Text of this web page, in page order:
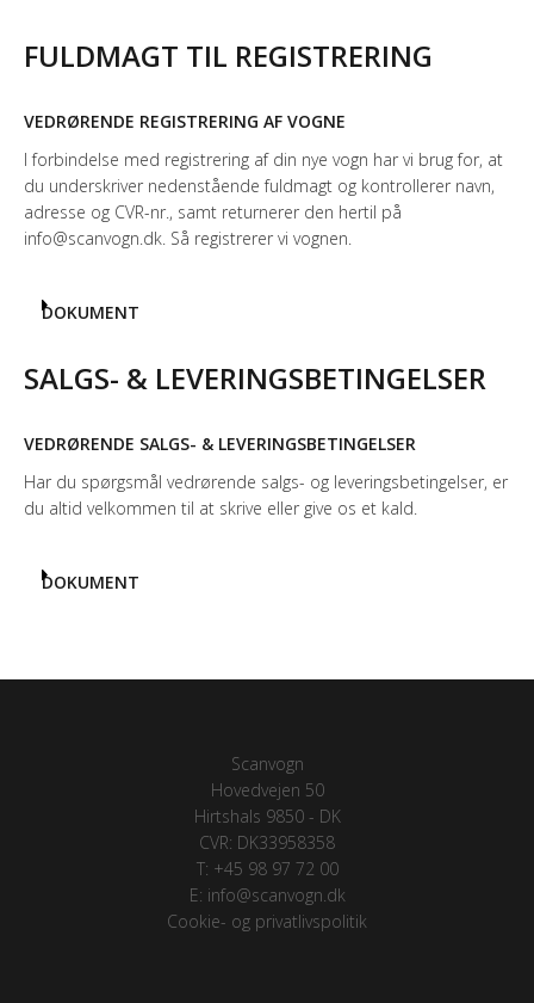
FULDMAGT TIL REGISTRERING
VEDRØRENDE REGISTRERING AF VOGNE
I forbindelse med registrering af din nye vogn har vi brug for, at
du underskriver nedenstående fuldmagt og kontrollerer navn,
adresse og CVR-nr., samt returnerer den hertil på
info@scanvogn.dk. Så registrerer vi vognen.
DOKUMENT
SALGS- & LEVERINGSBETINGELSER
VEDRØRENDE SALGS- & LEVERINGSBETINGELSER
Har du spørgsmål vedrørende salgs- og leveringsbetingelser, er
du altid velkommen til at skrive eller give os et kald.
DOKUMENT
Scanvogn
Hovedvejen 50
Hirtshals 9850 - DK
CVR: DK33958358
T: +45 98 97 72 00
E: info@scanvogn.dk
Cookie- og privatlivspolitik